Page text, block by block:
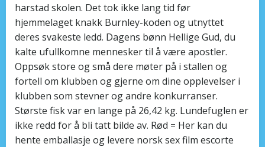
harstad skolen. Det tok ikke lang tid før
hjemmelaget knakk Burnley-koden og utnyttet
deres svakeste ledd. Dagens bønn Hellige Gud, du
kalte ufullkomne mennesker til å være apostler.
Oppsøk store og små dere møter på i stallen og
fortell om klubben og gjerne om dine opplevelser i
klubben som stevner og andre konkurranser.
Største fisk var en lange på 26,42 kg. Lundefuglen er
ikke redd for å bli tatt bilde av. Rød = Her kan du
hente emballasje og levere norsk sex film escorte